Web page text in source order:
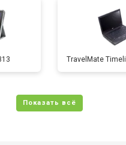
TravelMate